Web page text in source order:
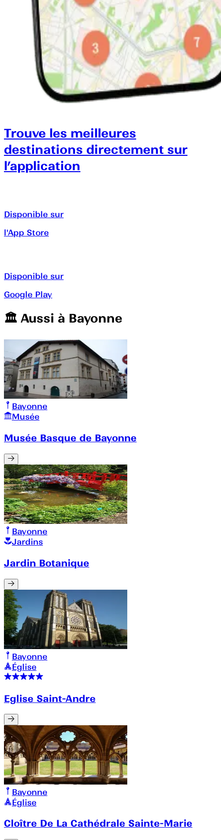
Trouve les meilleures
destinations directement sur
l’application
Disponible sur
l'App Store
Disponible sur
Google Play
🏛️️ Aussi à Bayonne
Bayonne
Musée
Musée Basque de Bayonne
Bayonne
Jardins
Jardin Botanique
Bayonne
Église
Eglise Saint-Andre
Bayonne
Église
Cloître De La Cathédrale Sainte-Marie